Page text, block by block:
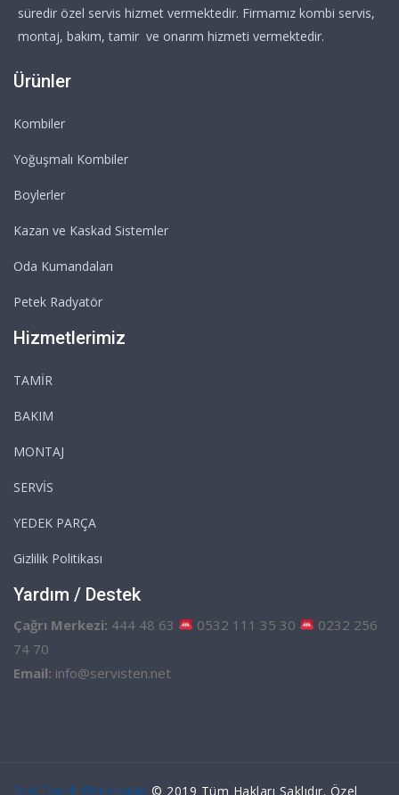
süredir özel servis hizmet vermektedir. Firmamız kombi servis,
montaj, bakım, tamir ve onarım hizmeti vermektedir.
Ürünler
Kombiler
Yoğuşmalı Kombiler
Boylerler
Kazan ve Kaskad Sistemler
Oda Kumandaları
Petek Radyatör
Hizmetlerimiz
TAMİR
BAKIM
MONTAJ
SERVİS
YEDEK PARÇA
Gizlilik Politikası
Yardım / Destek
Çağrı Merkezi: 444 48 63 0532 111 35 30
0232 256
74 70
Email: info@servisten.net
Bizi Tercih Etmelisiniz © 2019 Tüm Hakları Saklıdır. Özel